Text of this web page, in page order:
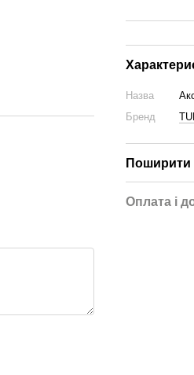
Назва
Бренд
Поширити
Оплата і